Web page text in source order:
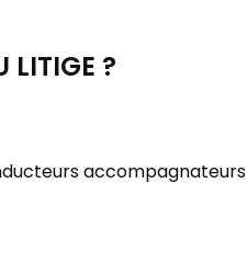
LITIGE ?
accompagnateurs